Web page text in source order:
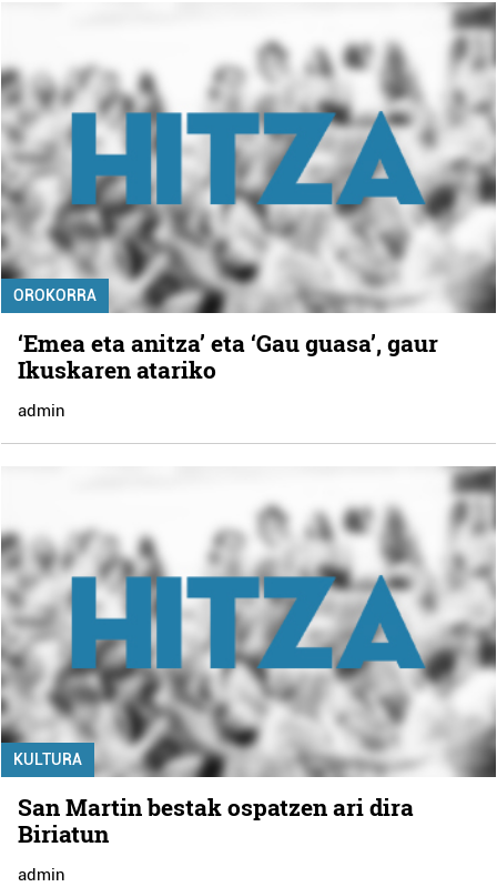
OROKORRA
‘Emea eta anitza’ eta ‘Gau guasa’, gaur
Ikuskaren atariko
admin
KULTURA
San Martin bestak ospatzen ari dira
Biriatun
admin